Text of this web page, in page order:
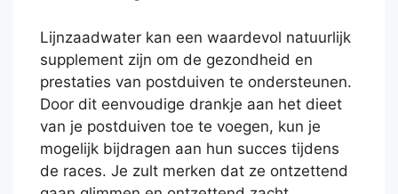
Lijnzaadwater kan een waardevol natuurlijk
supplement zijn om de gezondheid en
prestaties van postduiven te ondersteunen.
Door dit eenvoudige drankje aan het dieet
van je postduiven toe te voegen, kun je
mogelijk bijdragen aan hun succes tijdens
de races. Je zult merken dat ze ontzettend